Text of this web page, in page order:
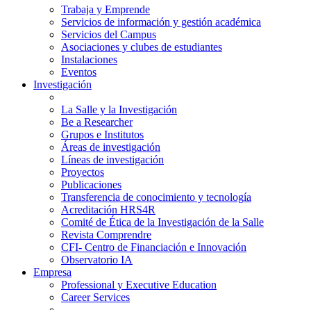
Trabaja y Emprende
Servicios de información y gestión académica
Servicios del Campus
Asociaciones y clubes de estudiantes
Instalaciones
Eventos
Investigación
La Salle y la Investigación
Be a Researcher
Grupos e Institutos
Áreas de investigación
Líneas de investigación
Proyectos
Publicaciones
Transferencia de conocimiento y tecnología
Acreditación HRS4R
Comité de Ética de la Investigación de la Salle
Revista Comprendre
CFI- Centro de Financiación e Innovación
Observatorio IA
Empresa
Professional y Executive Education
Career Services